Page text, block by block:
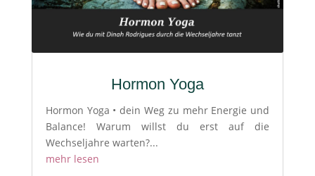
Hormon Yoga
Hormon Yoga • dein Weg zu mehr Energie und
Balance! Warum willst du erst auf die
Wechseljahre warten?...
mehr lesen